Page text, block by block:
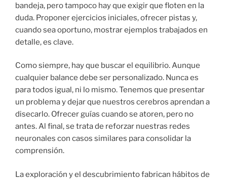
bandeja, pero tampoco hay que exigir que floten en la
duda. Proponer ejercicios iniciales, ofrecer pistas y,
cuando sea oportuno, mostrar ejemplos trabajados en
detalle, es clave.
Como siempre, hay que buscar el equilibrio. Aunque
cualquier balance debe ser personalizado. Nunca es
para todos igual, ni lo mismo. Tenemos que presentar
un problema y dejar que nuestros cerebros aprendan a
disecarlo. Ofrecer guías cuando se atoren, pero no
antes. Al final, se trata de reforzar nuestras redes
neuronales con casos similares para consolidar la
comprensión.
La exploración y el descubrimiento fabrican hábitos de